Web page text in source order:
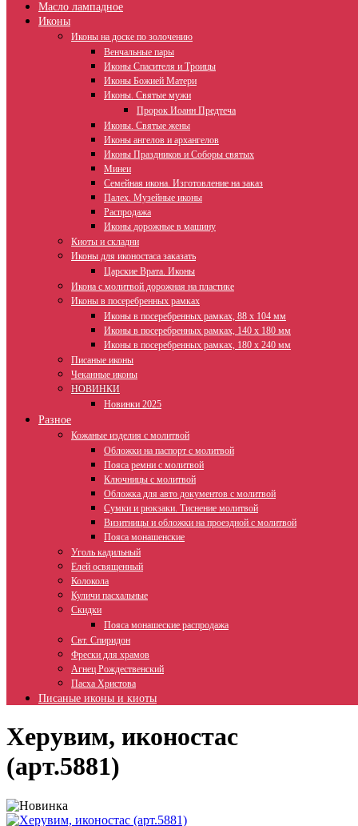
Масло лампадное
Иконы
Иконы на доске по золочению
Венчальные пары
Иконы Спасителя и Троицы
Иконы Божией Матери
Иконы. Святые мужи
Пророк Иоанн Предтеча
Иконы. Святые жены
Иконы ангелов и архангелов
Иконы Праздников и Соборы святых
Минеи
Семейная икона. Изготовление на заказ
Палех. Музейные иконы
Распродажа
Иконы дорожные в машину
Киоты и складни
Иконы для иконостаса заказать
Царские Врата. Иконы
Икона с молитвой дорожная на пластике
Иконы в посеребренных рамках
Иконы в посеребренных рамках, 88 х 104 мм
Иконы в посеребренных рамках, 140 х 180 мм
Иконы в посеребренных рамках, 180 х 240 мм
Писаные иконы
Чеканные иконы
НОВИНКИ
Новинки 2025
Разное
Кожаные изделия с молитвой
Обложки на паспорт с молитвой
Пояса ремни с молитвой
Ключницы с молитвой
Обложка для авто документов с молитвой
Сумки и рюкзаки. Тиснение молитвой
Визитницы и обложки на проездной с молитвой
Пояса монашенские
Уголь кадильный
Елей освященный
Колокола
Куличи пасхальные
Скидки
Пояса монашеские распродажа
Свт. Спиридон
Фрески для храмов
Агнец Рождественский
Пасха Христова
Писаные иконы и киоты
Херувим, иконостас
(арт.5881)